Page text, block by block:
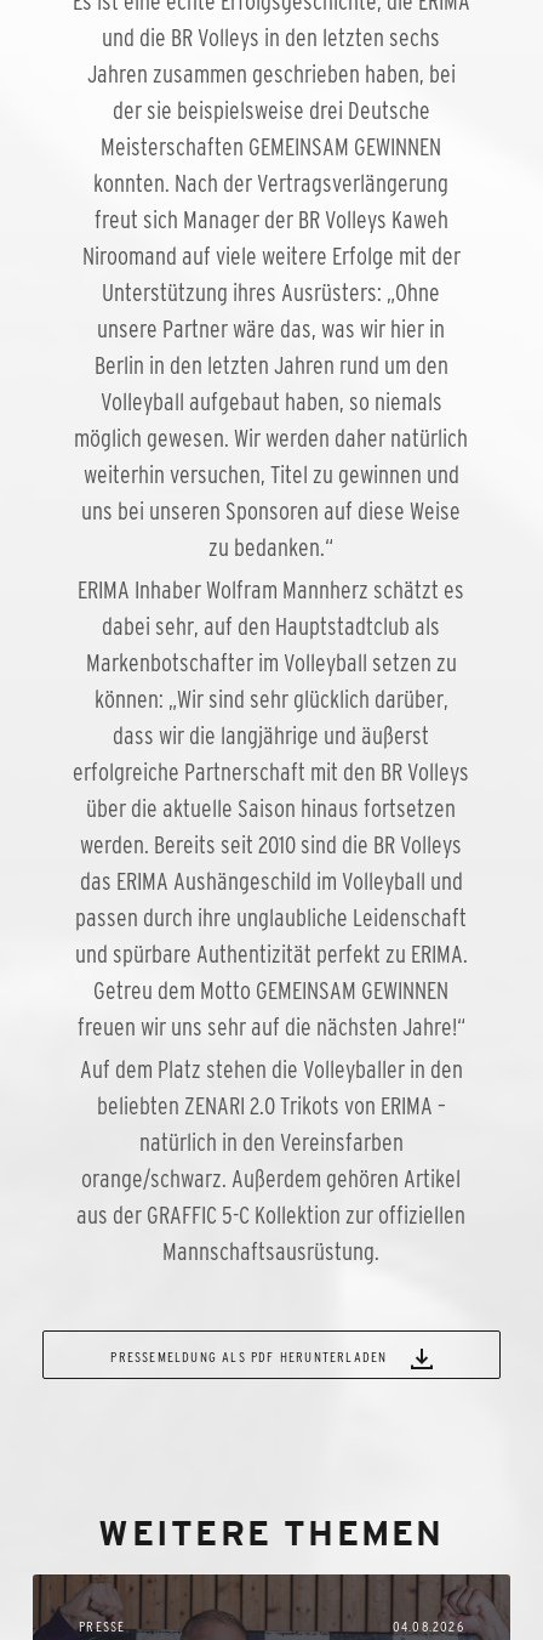
und die BR Volleys in den letzten sechs
Jahren zusammen geschrieben haben, bei
der sie beispielsweise drei Deutsche
Meisterschaften GEMEINSAM GEWINNEN
konnten. Nach der Vertragsverlängerung
freut sich Manager der BR Volleys Kaweh
Niroomand auf viele weitere Erfolge mit der
Unterstützung ihres Ausrüsters: „Ohne
unsere Partner wäre das, was wir hier in
Berlin in den letzten Jahren rund um den
Volleyball aufgebaut haben, so niemals
möglich gewesen. Wir werden daher natürlich
weiterhin versuchen, Titel zu gewinnen und
uns bei unseren Sponsoren auf diese Weise
zu bedanken.“
ERIMA Inhaber Wolfram Mannherz schätzt es
dabei sehr, auf den Hauptstadtclub als
Markenbotschafter im Volleyball setzen zu
können: „Wir sind sehr glücklich darüber,
dass wir die langjährige und äußerst
erfolgreiche Partnerschaft mit den BR Volleys
über die aktuelle Saison hinaus fortsetzen
werden. Bereits seit 2010 sind die BR Volleys
das ERIMA Aushängeschild im Volleyball und
passen durch ihre unglaubliche Leidenschaft
und spürbare Authentizität perfekt zu ERIMA.
Getreu dem Motto GEMEINSAM GEWINNEN
freuen wir uns sehr auf die nächsten Jahre!“
Auf dem Platz stehen die Volleyballer in den
beliebten ZENARI 2.0 Trikots von ERIMA –
natürlich in den Vereinsfarben
orange/schwarz. Außerdem gehören Artikel
aus der GRAFFIC 5-C Kollektion zur offiziellen
Mannschaftsausrüstung.
PRESSEMELDUNG ALS PDF HERUNTERLADEN
WEITERE THEMEN
PRESSE 04.08.2026